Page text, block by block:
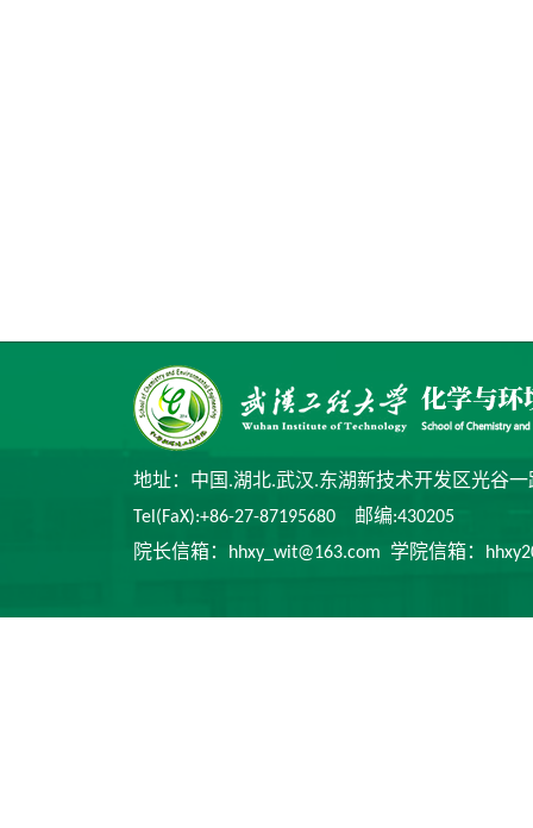
地址：中国.湖北.武汉.东湖新技术开发区光谷
Tel(FaX):+86-27-87195680 邮编:430205
院长信箱：hhxy_wit@163.com 学院信箱：